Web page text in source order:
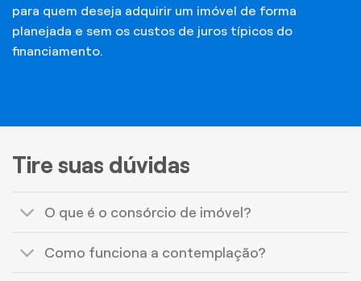
para quem deseja adquirir um imóvel de forma
planejada e sem os custos de juros típicos do
financiamento.
Tire suas dúvidas
O que é o consórcio de imóvel?
Como funciona a contemplação?